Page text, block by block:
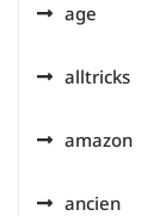
age
alltricks
amazon
ancien